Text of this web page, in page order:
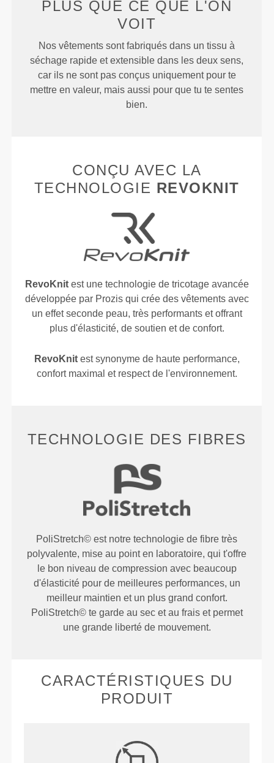
PLUS QUE CE QUE L'ON
VOIT
Nos vêtements sont fabriqués dans un tissu à
séchage rapide et extensible dans les deux sens,
car ils ne sont pas conçus uniquement pour te
mettre en valeur, mais aussi pour que tu te sentes
bien.
CONÇU AVEC LA
TECHNOLOGIE REVOKNIT
RevoKnitest une technologie de tricotage avancée
développée par Prozis qui crée des vêtements avec
un effet seconde peau, très performants et offrant
plus d'élasticité, de soutien et de confort.
RevoKnitest synonyme de haute performance,
confort maximal et respect de l'environnement.
TECHNOLOGIE DES FIBRES
PoliStretch© est notre technologie de fibre très
polyvalente, mise au point en laboratoire, qui t'offre
le bon niveau de compression avec beaucoup
d'élasticité pour de meilleures performances, un
meilleur maintien et un plus grand confort.
PoliStretch© te garde au sec et au frais et permet
une grande liberté de mouvement.
CARACTÉRISTIQUES DU
PRODUIT